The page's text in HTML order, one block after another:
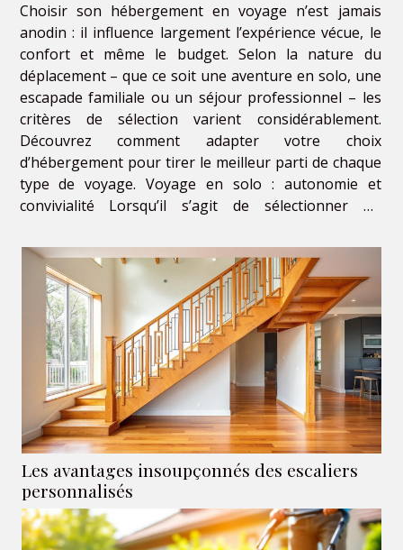
Choisir son hébergement en voyage n’est jamais
anodin : il influence largement l’expérience vécue, le
confort et même le budget. Selon la nature du
déplacement – que ce soit une aventure en solo, une
escapade familiale ou un séjour professionnel – les
critères de sélection varient considérablement.
Découvrez comment adapter votre choix
d’hébergement pour tirer le meilleur parti de chaque
type de voyage. Voyage en solo : autonomie et
convivialité Lorsqu’il s’agit de sélectionner un
primordial, surtout pour les voyageurs explorant de
nouvelles...
Les avantages insoupçonnés des escaliers
personnalisés